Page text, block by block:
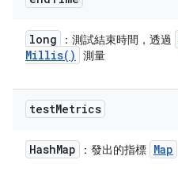
long ：測試結束時間，透過
Millis( ) 測量
testMetrics
HashMap ：發出的指標 Map